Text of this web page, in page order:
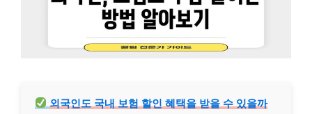
외국인도 국내 보험 할인 혜택을 받을 수 있을까